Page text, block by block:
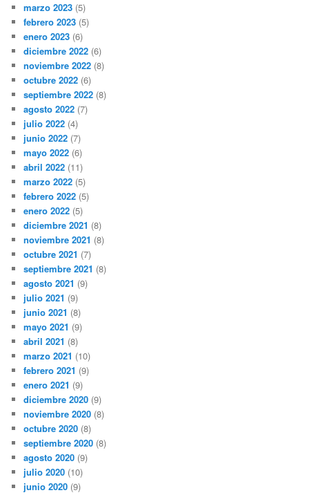
marzo 2023 (5)
febrero 2023 (5)
enero 2023 (6)
diciembre 2022 (6)
noviembre 2022 (8)
octubre 2022 (6)
septiembre 2022 (8)
agosto 2022 (7)
julio 2022 (4)
junio 2022 (7)
mayo 2022 (6)
abril 2022 (11)
marzo 2022 (5)
febrero 2022 (5)
enero 2022 (5)
diciembre 2021 (8)
noviembre 2021 (8)
octubre 2021 (7)
septiembre 2021 (8)
agosto 2021 (9)
julio 2021 (9)
junio 2021 (8)
mayo 2021 (9)
abril 2021 (8)
marzo 2021 (10)
febrero 2021 (9)
enero 2021 (9)
diciembre 2020 (9)
noviembre 2020 (8)
octubre 2020 (8)
septiembre 2020 (8)
agosto 2020 (9)
julio 2020 (10)
junio 2020 (9)